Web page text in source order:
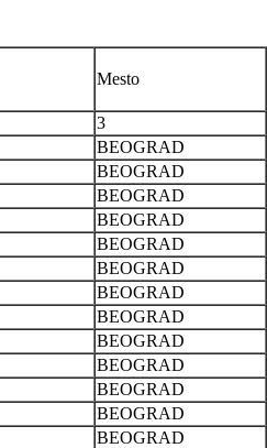
Mesto
3
BEOGRAD
BEOGRAD
BEOGRAD
BEOGRAD
BEOGRAD
BEOGRAD
BEOGRAD
BEOGRAD
BEOGRAD
BEOGRAD
BEOGRAD
BEOGRAD
BEOGRAD